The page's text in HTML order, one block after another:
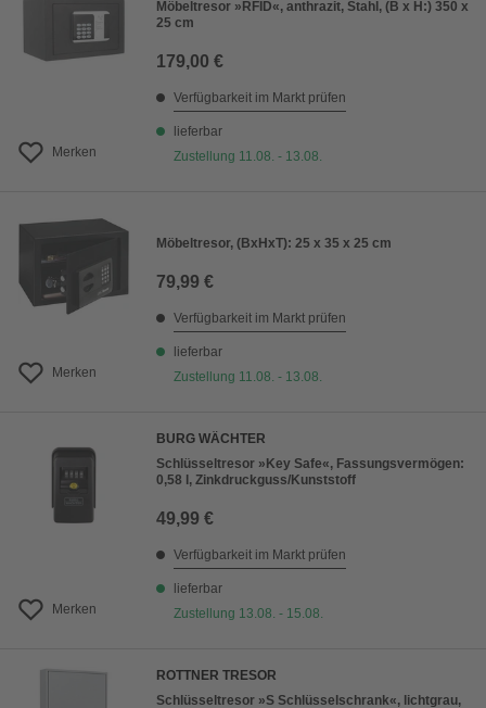
Merken
Möbeltresor »RFID«, anthrazit, Stahl, (B x H:) 350 x
25 cm
179,00 €
Verfügbarkeit im Markt prüfen
lieferbar
Zustellung 11.08. - 13.08.
Merken
Möbeltresor, (BxHxT): 25 x 35 x 25 cm
79,99 €
Verfügbarkeit im Markt prüfen
lieferbar
Zustellung 11.08. - 13.08.
Merken
BURG WÄCHTER
Schlüsseltresor »Key Safe«, Fassungsvermögen:
0,58 l, Zinkdruckguss/Kunststoff
49,99 €
Verfügbarkeit im Markt prüfen
lieferbar
Zustellung 13.08. - 15.08.
ROTTNER TRESOR
Schlüsseltresor »S Schlüsselschrank«, lichtgrau,